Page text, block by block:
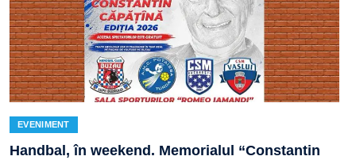
EVENIMENT
Handbal, în weekend. Memorialul “Constantin